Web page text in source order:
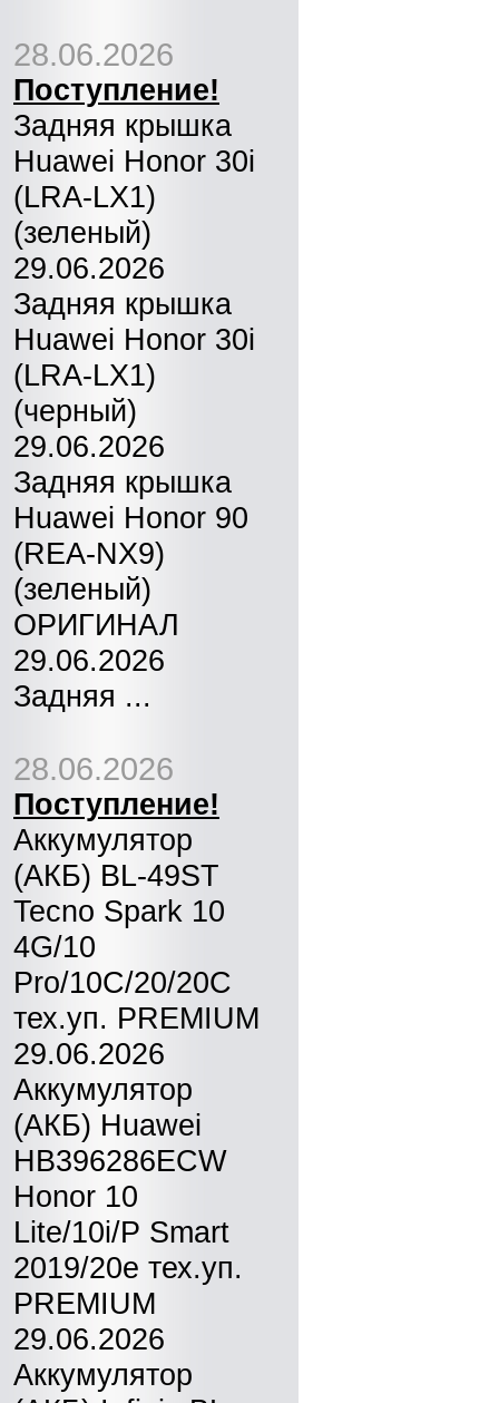
28.06.2026
Поступление!
Задняя крышка
Huawei Honor 30i
(LRA-LX1)
(зеленый)
29.06.2026
Задняя крышка
Huawei Honor 30i
(LRA-LX1)
(черный)
29.06.2026
Задняя крышка
Huawei Honor 90
(REA-NX9)
(зеленый)
ОРИГИНАЛ
29.06.2026
Задняя ...
28.06.2026
Поступление!
Аккумулятор
(АКБ) BL-49ST
Tecno Spark 10
4G/10
Pro/10C/20/20C
тех.уп. PREMIUM
29.06.2026
Аккумулятор
(АКБ) Huawei
HB396286ECW
Honor 10
Lite/10i/P Smart
2019/20e тех.уп.
PREMIUM
29.06.2026
Аккумулятор